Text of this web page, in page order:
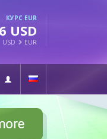
КУРС EUR
USD
USD EUR